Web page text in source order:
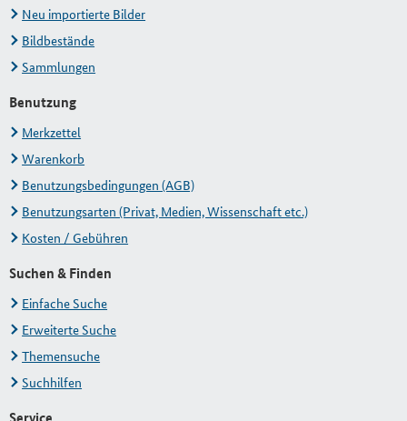
Neu importierte Bilder
Bildbestände
Sammlungen
Benutzung
Merkzettel
Warenkorb
Benutzungsbedingungen (AGB)
Benutzungsarten (Privat, Medien, Wissenschaft etc.)
Kosten / Gebühren
Suchen & Finden
Einfache Suche
Erweiterte Suche
Themensuche
Suchhilfen